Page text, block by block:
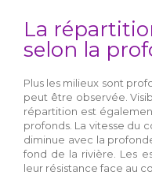
La
selon la
Plus les milieux sont
peut être observée.
répartition est
profonds. La vitesse du
diminue avec la
fond de la rivière. Les
leur résistance face au